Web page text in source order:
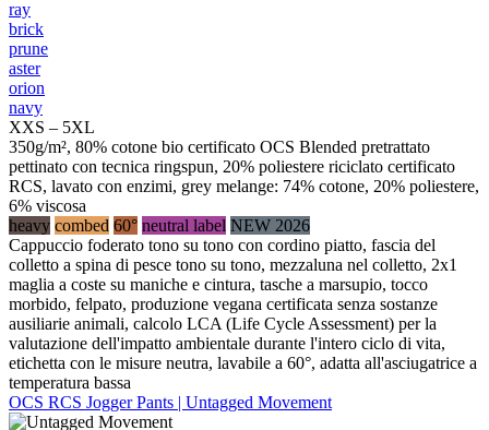
ray
brick
prune
aster
orion
navy
XXS – 5XL
350g/m², 80% cotone bio certificato OCS Blended pretrattato
pettinato con tecnica ringspun, 20% poliestere riciclato certificato
RCS, lavato con enzimi, grey melange: 74% cotone, 20% poliestere,
6% viscosa
heavy combed 60° neutral label NEW 2026
Cappuccio foderato tono su tono con cordino piatto, fascia del
colletto a spina di pesce tono su tono, mezzaluna nel colletto, 2x1
maglia a coste su maniche e cintura, tasche a marsupio, tocco
morbido, felpato, produzione vegana certificata senza sostanze
ausiliarie animali, calcolo LCA (Life Cycle Assessment) per la
valutazione dell'impatto ambientale durante l'intero ciclo di vita,
etichetta con le misure neutra, lavabile a 60°, adatta all'asciugatrice a
temperatura bassa
OCS RCS Jogger Pants | Untagged Movement